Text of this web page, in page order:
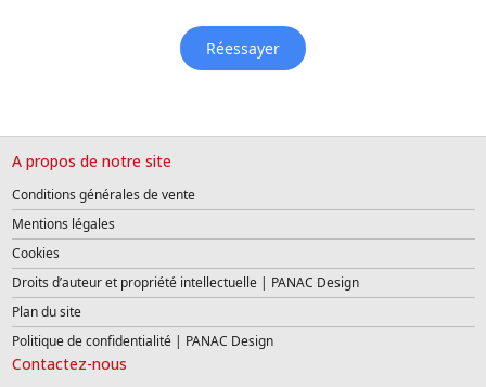
Réessayer
A propos de notre site
Conditions générales de vente
Mentions légales
Cookies
Droits d’auteur et propriété intellectuelle | PANAC Design
Plan du site
Politique de confidentialité | PANAC Design
Contactez-nous